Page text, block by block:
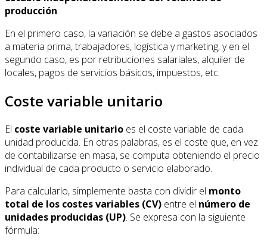
producción.
En el primero caso, la variación se debe a gastos asociados
a materia prima, trabajadores, logística y marketing; y en el
segundo caso, es por retribuciones salariales, alquiler de
locales, pagos de servicios básicos, impuestos, etc.
Coste variable unitario
El coste variable unitario es el coste variable de cada
unidad producida. En otras palabras, es el coste que, en vez
de contabilizarse en masa, se computa obteniendo el precio
individual de cada producto o servicio elaborado.
Para calcularlo, simplemente basta con dividir el monto
total de los costes variables (CV) entre el número de
unidades producidas (UP). Se expresa con la siguiente
fórmula: